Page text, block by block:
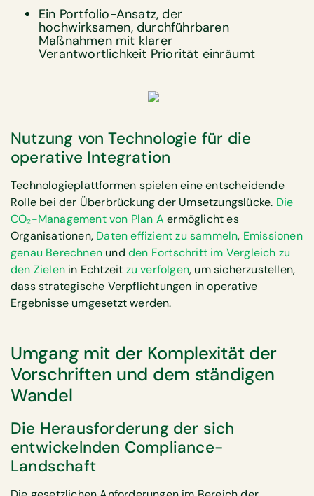
Ein Portfolio-Ansatz, der
hochwirksamen, durchführbaren
Maßnahmen mit klarer
Verantwortlichkeit Priorität einräumt
Nutzung von Technologie für die
operative Integration
Technologieplattformen spielen eine entscheidende
Rolle bei der Überbrückung der Umsetzungslücke. Die
CO₂-Management von Plan A ermöglicht es
Organisationen, Daten effizient zu sammeln, Emissionen
genau Berechnen und den Fortschritt im Vergleich zu
den Zielen in Echtzeit zu verfolgen, um sicherzustellen,
dass strategische Verpflichtungen in operative
Ergebnisse umgesetzt werden.
Umgang mit der Komplexität der
Vorschriften und dem ständigen
Wandel
Die Herausforderung der sich
entwickelnden Compliance-
Landschaft